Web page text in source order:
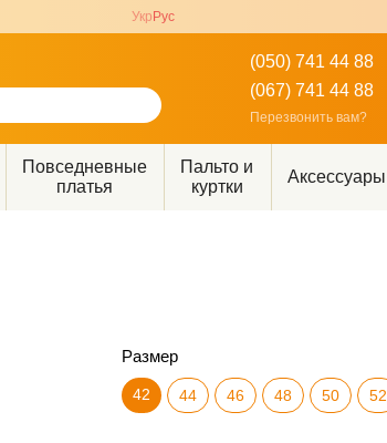
Укр Рус
(050) 741 44 88
(067) 741 44 88
Перезвонить вам?
Повседневные
платья
Пальто и
куртки
Аксессуары
Размер
42 44 46 48 50 52